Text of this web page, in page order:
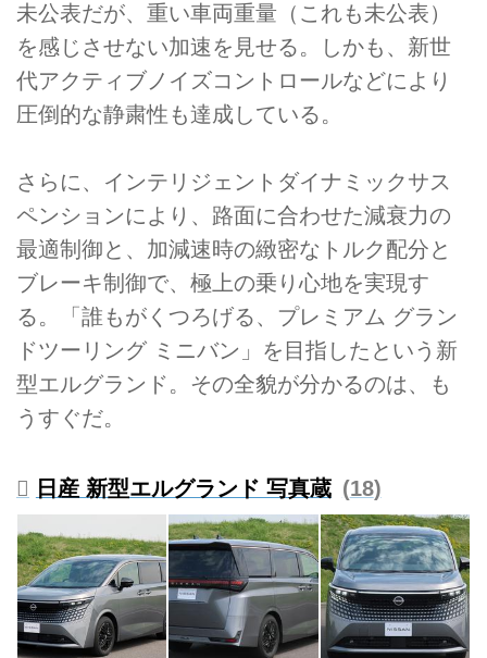
未公表だが、重い車両重量（これも未公表）
を感じさせない加速を見せる。しかも、新世
代アクティブノイズコントロールなどにより
圧倒的な静粛性も達成している。
さらに、インテリジェントダイナミックサス
ペンションにより、路面に合わせた減衰力の
最適制御と、加減速時の緻密なトルク配分と
ブレーキ制御で、極上の乗り心地を実現す
る。「誰もがくつろげる、プレミアム グラン
ドツーリング ミニバン」を目指したという新
型エルグランド。その全貌が分かるのは、も
うすぐだ。
日産 新型エルグランド 写真蔵 18